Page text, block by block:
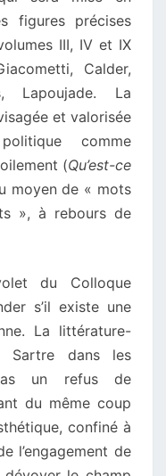
figures précises
III, IV et IX
Calder,
Lapoujade. La
et valorisée
comme
(Qu’est-ce
moyen de « mots
», à rebours de
du Colloque
s’il existe une
La littérature-
Sartre dans les
un refus de
du même coup
confiné à
l’engagement de